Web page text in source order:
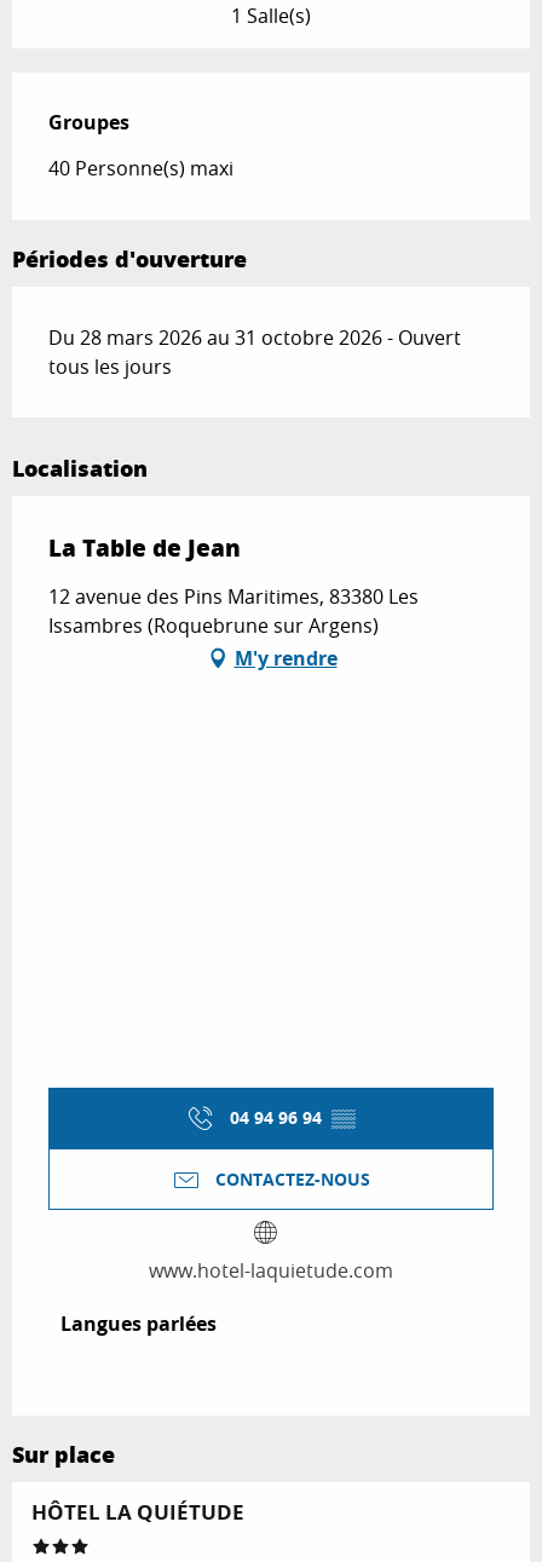
1 Salle(s)
Groupes
Groupes
40 Personne(s) maxi
Périodes d'ouverture
Du 28 mars 2026 au 31 octobre 2026 - Ouvert
tous les jours
Localisation
La Table de Jean
12 avenue des Pins Maritimes, 83380 Les
Issambres (Roquebrune sur Argens)
M'y rendre
04 94 96 94 ▒▒
CONTACTEZ-NOUS
www.hotel-laquietude.com
Langues parlées
Langues parlées
Sur place
HÔTEL LA QUIÉTUDE